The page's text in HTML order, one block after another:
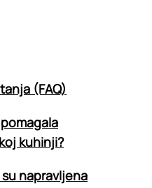
(FAQ)
kuhinji?
napravljena